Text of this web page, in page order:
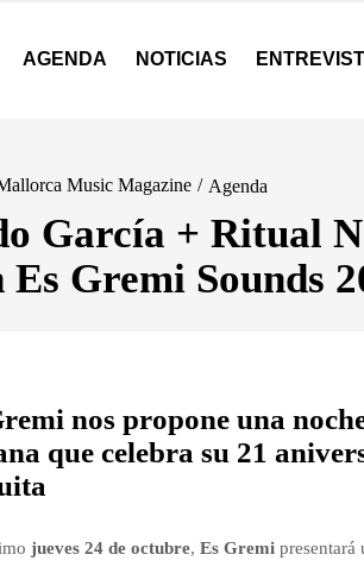
AGENDA NOTICIAS
Music Magazine / Agenda
García + Ritual
Gremi Sounds
nos propone una
que celebra su 21
jueves 24 de octubre, Es Gremi presentará